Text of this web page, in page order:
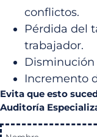
conflictos.
Pérdida del
trabajador.
Incremento
Evita que esto
Auditoría